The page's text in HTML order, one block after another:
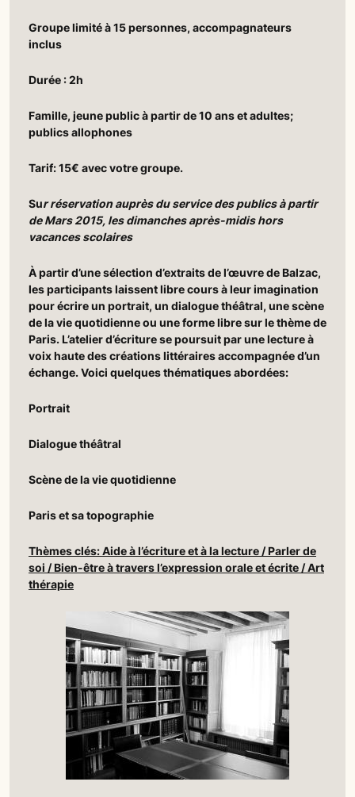
Groupe limité à 15 personnes, accompagnateurs
inclus
Durée : 2h
Famille, jeune public à partir de 10 ans et adultes;
publics allophones
Tarif: 15€ avec votre groupe.
Sur réservation auprès du service des publics à partir
de Mars 2015, les dimanches après-midis hors
vacances scolaires
À partir d’une sélection d’extraits de l’œuvre de Balzac,
les participants laissent libre cours à leur imagination
pour écrire un portrait, un dialogue théâtral, une scène
de la vie quotidienne ou une forme libre sur le thème de
Paris. L’atelier d’écriture se poursuit par une lecture à
voix haute des créations littéraires accompagnée d’un
échange. Voici quelques thématiques abordées:
Portrait
Dialogue théâtral
Scène de la vie quotidienne
Paris et sa topographie
Thèmes clés: Aide à l’écriture et à la lecture / Parler de
soi / Bien-être à travers l’expression orale et écrite / Art
thérapie